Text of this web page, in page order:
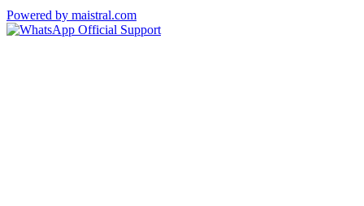
Powered by maistral.com